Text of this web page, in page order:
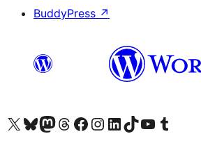
BuddyPress ↗
Mergi la contul nostru X (fost Twitter)
Vizitează contul nostru Bluesky
Vizitează contul nostru Mastodon
Vizitează contul nostru Threads
Vizitează pagina noastră Facebook
Vizitează-ne pe Instagram
Vizitează-ne pe LinkedIn
Vizitează contul nostru TikTok
Vizitează canalul nostru YouTube
Vizitează contul nostru Tumblr